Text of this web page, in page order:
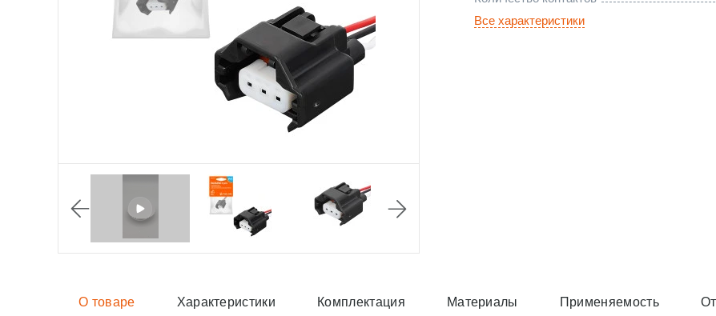
Все характеристики
О товаре Характеристики Комплектация Материалы Применяемость